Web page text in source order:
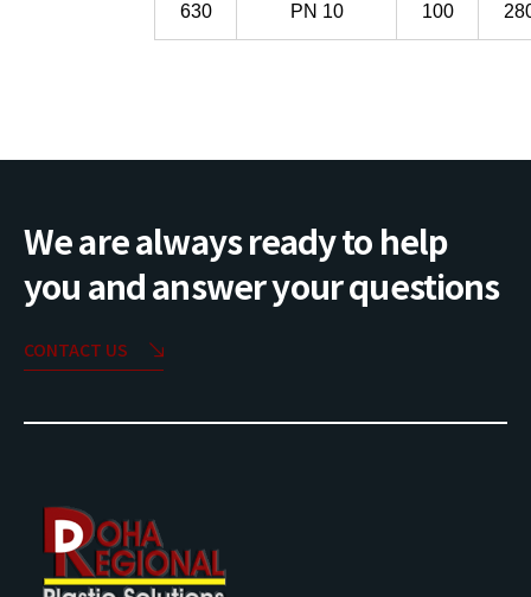
630 PN 10 100
We are always ready to help
you and answer your questions
CONTACT US